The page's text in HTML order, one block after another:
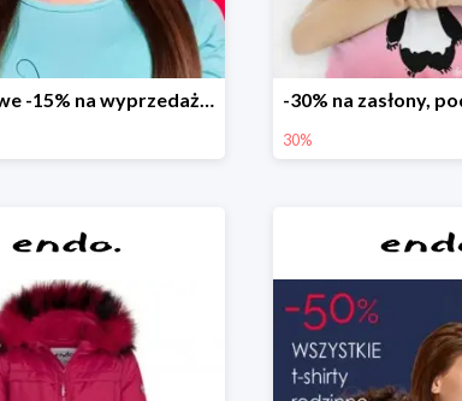
Dodatkowe -15% na wyprzedaż do -70%
30%